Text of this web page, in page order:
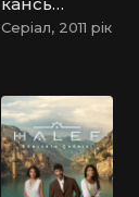
а
Серіал, 2011 рік